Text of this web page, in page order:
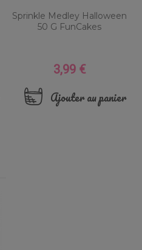
Sprinkle Medley Halloween
50 G FunCakes
Prix
3,99 €
Ajouter au panier